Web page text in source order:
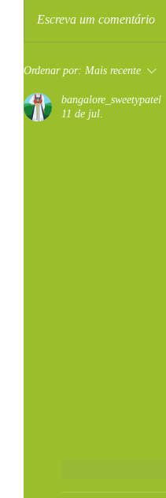
Escreva um comentário
Ordenar por: Mais recente
bangalore_sweetypatel
11 de jul.